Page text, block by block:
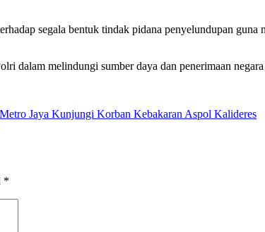
segala bentuk tindak pidana penyelundupan
dalam melindungi sumber daya dan penerimaan
Jaya Kunjungi Korban Kebakaran Aspol Kalideres
*